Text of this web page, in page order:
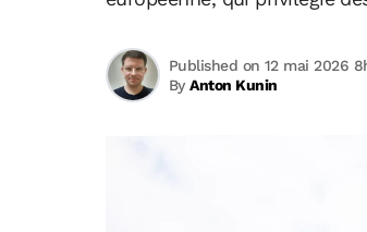
ByAnton Kunin
Published on 12 mai 2026